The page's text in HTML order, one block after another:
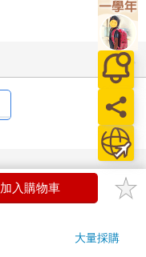
加入購物車
大量採購